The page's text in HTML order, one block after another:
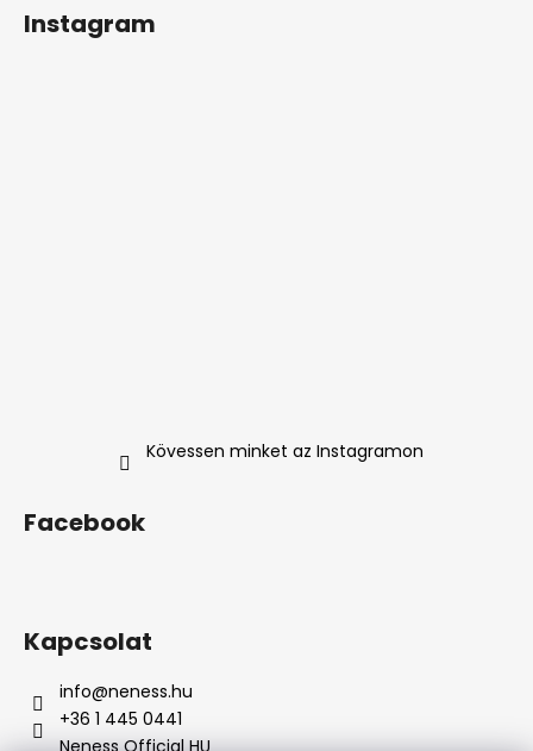
Instagram
Kövessen minket az Instagramon
Facebook
Kapcsolat
info@neness.hu
+36 1 445 0441
Neness Official HU